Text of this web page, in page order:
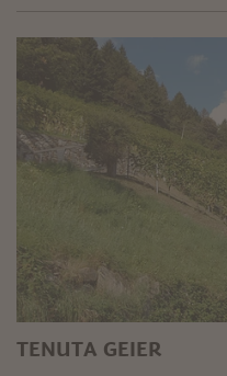
TENUTA GEIER